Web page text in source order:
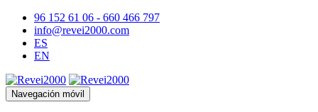
96 152 61 06 - 660 466 797
info@revei2000.com
ES
EN
Navegación móvil